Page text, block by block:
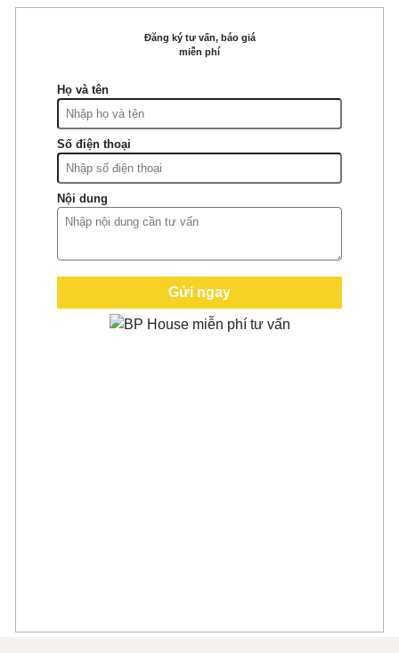
Đăng ký tư vấn, báo giá
miễn phí
Họ và tên
Số điện thoại
Nội dung